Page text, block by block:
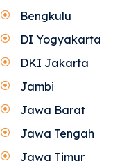
Bengkulu
DI Yogyakarta
DKI Jakarta
Jambi
Jawa Barat
Jawa Tengah
Jawa Timur